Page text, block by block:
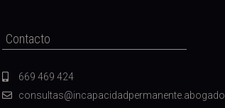
Contacto
669 469 424
consultas@incapacidadpermanente.abogado